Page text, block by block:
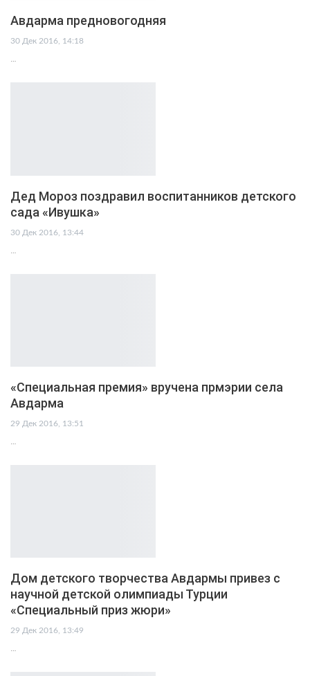
Авдарма предновогодняя
30 Дек 2016, 14:18
…
Дед Мороз поздравил воспитанников детского
сада «Ивушка»
30 Дек 2016, 13:44
«Специальная премия» вручена прмэрии села
Авдарма
29 Дек 2016, 13:51
…
Дом детского творчества Авдармы привез с
научной детской олимпиады Турции
«Специальный приз жюри»
29 Дек 2016, 13:49
…